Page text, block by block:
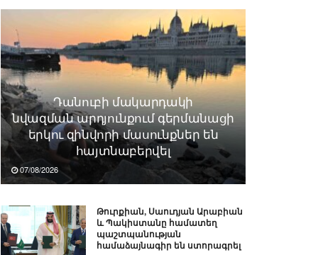
Դանուբի մակարդակի
նվազման արդյունքում գերմանացի
երկու զինվորի մասունքներ են
հայտնաբերվել
07/08/2026
Թուրքիան, Սաուդյան Արաբիան
և Պակիստանը համատեղ
պաշտպանության
համաձայնագիր են ստորագրել